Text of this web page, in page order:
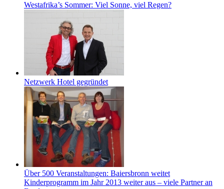
Westafrika’s Sommer: Viel Sonne, viel Regen?
Netzwerk Hotel gegründet
Über 500 Veranstaltungen: Baiersbronn weitet
Kinderprogramm im Jahr 2013 weiter aus – viele Partner an